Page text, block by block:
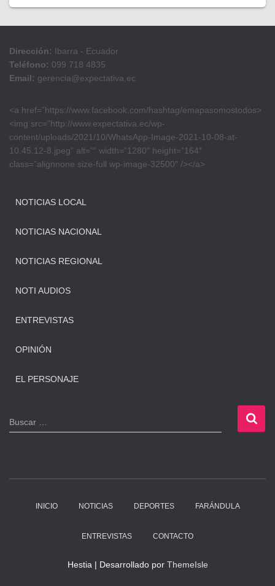
Dirección: Ibarra - Ecuador
Teléfono: 099 718 4835
Email: gerencia@expectativa.ec
<a href=”https://www.facebook.com/hashtag/emapasomostodos>
<img src=”http://www.expectativa.ec/wp-
content/uploads/2021/10/WhatsApp-Image-2021-10-08-at-
10.45.12-8.jpeg” alt=”” width=”1280″ height=”164″
class=”alignnone size-full wp-image-32500″ /></a>
NOTICIAS LOCAL
NOTICIAS NACIONAL
NOTICIAS REGIONAL
NOTI AUDIOS
ENTREVISTAS
OPINIÓN
EL PERSONAJE
B
u
Buscar …
INICIO NOTICIAS DEPORTES FARÁNDULA
ENTREVISTAS CONTACTO
Hestia | Desarrollado por ThemeIsle